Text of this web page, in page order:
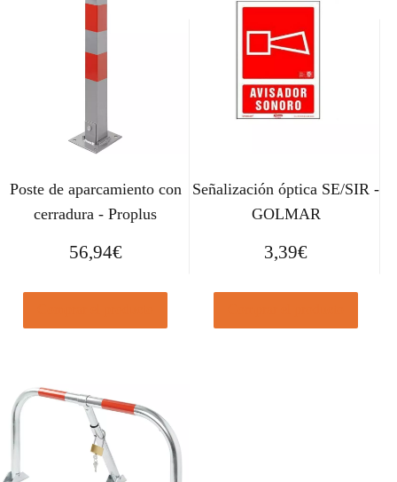
Poste de aparcamiento con
cerradura - Proplus
56,94€
Señalización óptica SE/SIR -
GOLMAR
3,39€